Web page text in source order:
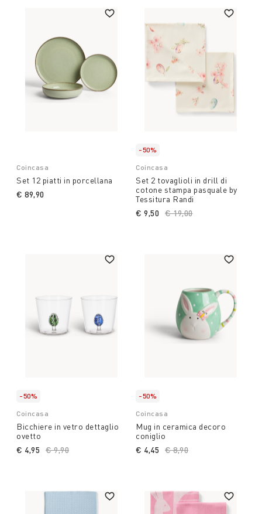
Coincasa
Set 12 piatti in porcellana
€ 89,90
-50%
Coincasa
Set 2 tovaglioli in drill di
cotone stampa pasquale by
Tessitura Randi
Price reduced from
€ 19,00to
€ 9,50
-50%
Coincasa
Bicchiere in vetro dettaglio
ovetto
Price reduced from
€ 9,90
€ 4,95
-50%
Coincasa
Mug in ceramica decoro
coniglio
Price reduced from
€ 8,90
€ 4,45